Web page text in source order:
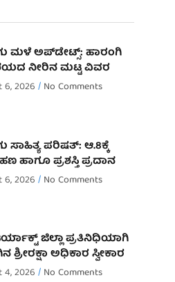
ಮಳೆ ಅಪ್‌ಡೇಟ್ಸ್: ಹಾರಂಗಿ
ನೀರಿನ ಮಟ್ಟ ವಿವರ
6, 2026 No Comments
ಸಾಹಿತ್ಯ ಪರಿಷತ್: ಆ.8ಕ್ಕೆ
ಹಾಗೂ ಪ್ರಶಸ್ತಿ ಪ್ರದಾನ
6, 2026 No Comments
ಜಿಲ್ಲಾ ಪ್ರತಿನಿಧಿಯಾಗಿ
ಶ್ರೀರಕ್ಷಾ ಅಧಿಕಾರ ಸ್ವೀಕಾರ
4, 2026 No Comments